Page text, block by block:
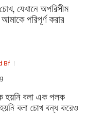
যেখানে অপরিসীম
পরিপূর্ণ করার
Bf
হয়নি বলা এক পলক
বলা চোখ বন্ধ করেও